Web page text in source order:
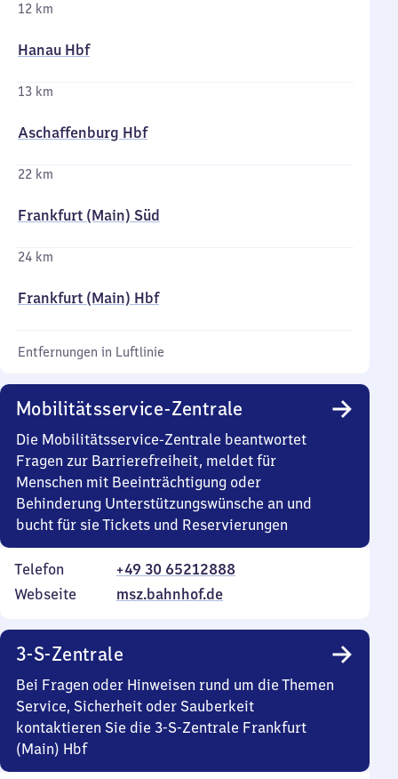
12 km
Hanau Hbf
13 km
Aschaffenburg Hbf
22 km
Frankfurt (Main) Süd
24 km
Frankfurt (Main) Hbf
Entfernungen in Luftlinie
Mobilitätsservice-Zentrale
Die Mobilitätsservice-Zentrale beantwortet
Fragen zur Barrierefreiheit, meldet für
Menschen mit Beeinträchtigung oder
Behinderung Unterstützungswünsche an und
bucht für sie Tickets und Reservierungen
Telefon
+49 30 65212888
Webseite
msz.bahnhof.de
3-S-Zentrale
Bei Fragen oder Hinweisen rund um die Themen
Service, Sicherheit oder Sauberkeit
kontaktieren Sie die 3-S-Zentrale Frankfurt
(Main) Hbf